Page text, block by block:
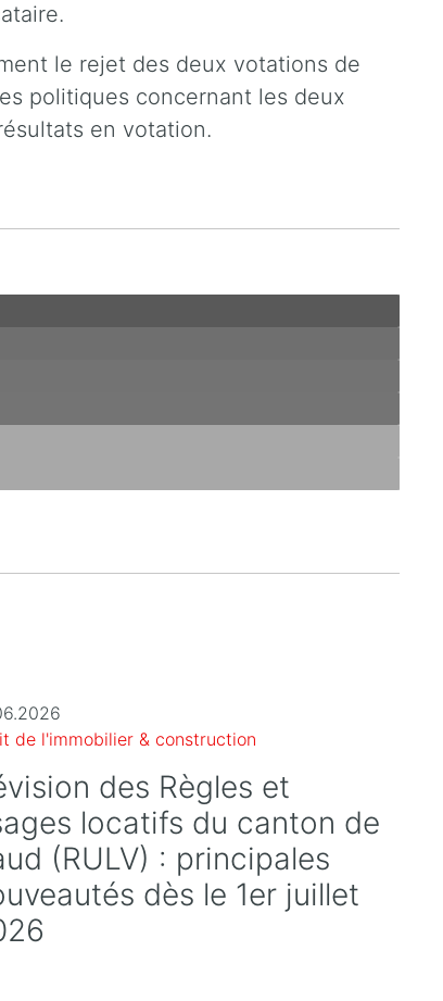
le rejet des deux votations de
politiques concernant les deux
en votation.
de l'immobilier & construction
des Règles et
locatifs du canton de
(RULV) : principales
dès le 1er juillet